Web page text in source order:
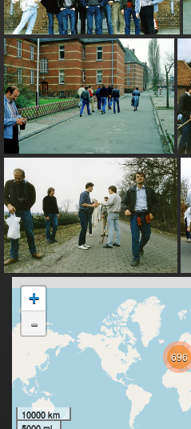
696
+
-
10000 km